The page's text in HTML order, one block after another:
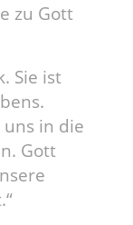
zu Gott
Sie ist
in die
Gott